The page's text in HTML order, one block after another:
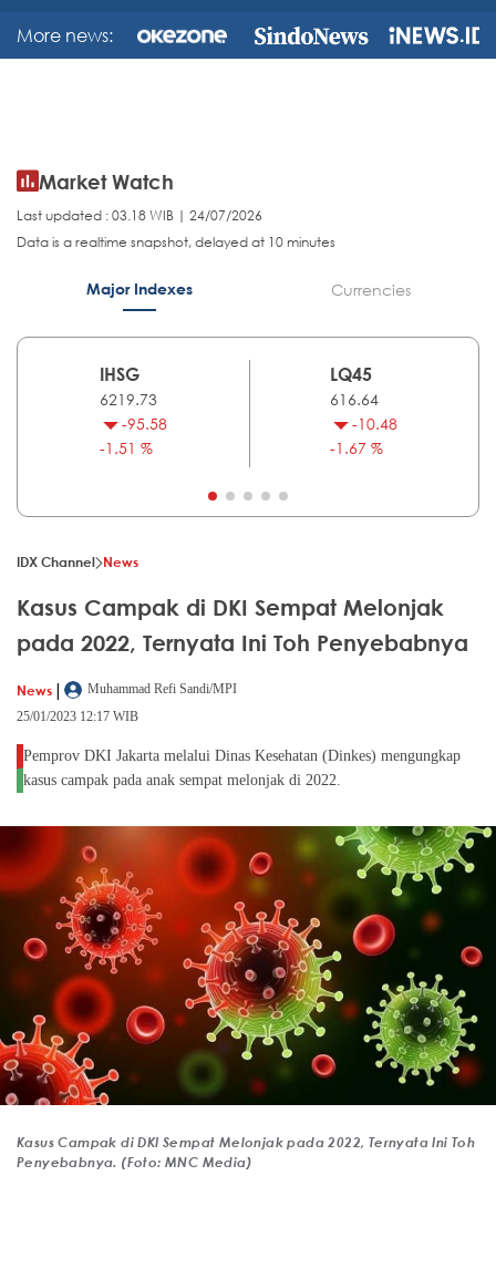
More news:
Market Watch
Last updated : 03.18 WIB | 24/07/2026
Data is a realtime snapshot, delayed at 10 minutes
Major Indexes Currencies
IHSG
6219.73
-95.58
-1.51 %
LQ45
616.64
-10.48
-1.67 %
IDX Channel News
Kasus Campak di DKI Sempat Melonjak
pada 2022, Ternyata Ini Toh Penyebabnya
News |
Muhammad Refi Sandi/MPI
25/01/2023 12:17 WIB
Pemprov DKI Jakarta melalui Dinas Kesehatan (Dinkes) mengungkap
kasus campak pada anak sempat melonjak di 2022.
Kasus Campak di DKI Sempat Melonjak pada 2022, Ternyata Ini Toh
Penyebabnya. (Foto: MNC Media)